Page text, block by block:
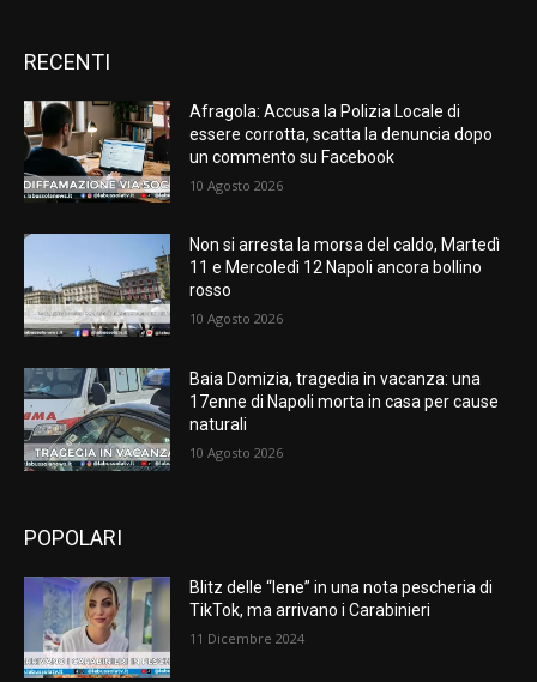
RECENTI
Afragola: Accusa la Polizia Locale di
essere corrotta, scatta la denuncia dopo
un commento su Facebook
10 Agosto 2026
Non si arresta la morsa del caldo, Martedì
11 e Mercoledì 12 Napoli ancora bollino
rosso
10 Agosto 2026
Baia Domizia, tragedia in vacanza: una
17enne di Napoli morta in casa per cause
naturali
10 Agosto 2026
POPOLARI
Blitz delle “Iene” in una nota pescheria di
TikTok, ma arrivano i Carabinieri
11 Dicembre 2024